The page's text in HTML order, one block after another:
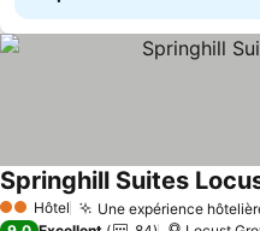
2 Étoiles
Hôtel Une expérience
Springhill Suites